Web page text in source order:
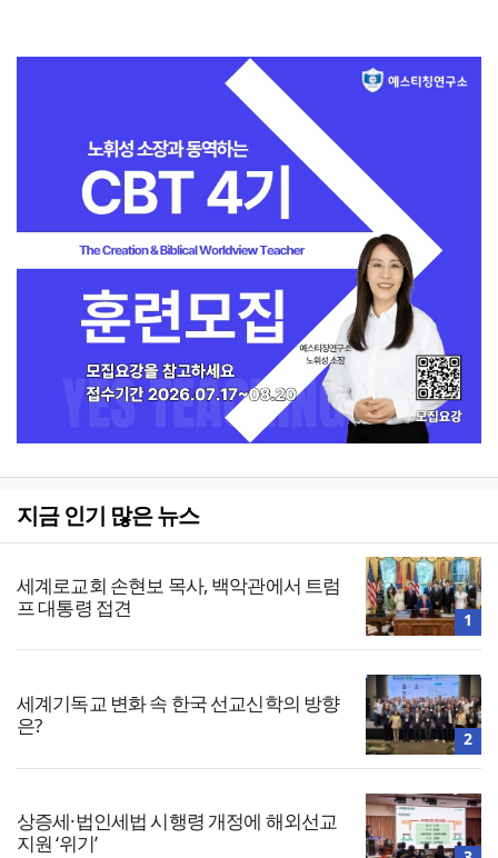
지금 인기 많은 뉴스
세계로교회 손현보 목사, 백악관에서 트럼
프 대통령 접견
1
세계기독교 변화 속 한국 선교신학의 방향
은?
2
상증세·법인세법 시행령 개정에 해외선교
지원 ‘위기’